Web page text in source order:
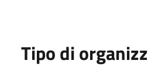
Tipo di